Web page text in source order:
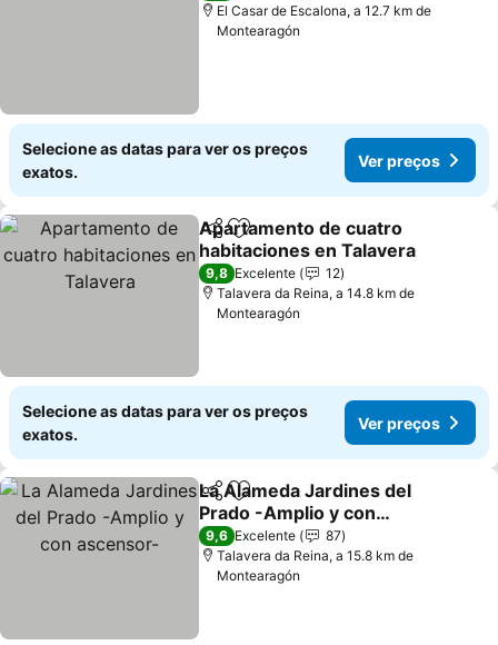
El Casar de Escalona, a 12.7 km de
Montearagón
Selecione as datas para ver os preços
exatos.
Ver preços
PartilharAdicionar aos favoritos
Apartamento de cuatro
habitaciones en Talavera
Ver preços
9,8 Excelente
12
Talavera da Reina, a 14.8 km de
Montearagón
Selecione as datas para ver os preços
exatos.
Ver preços
PartilharAdicionar aos favoritos
La Alameda Jardines del
Prado -Amplio y con
ascensor-
Ver preços
9,6 Excelente
87
Talavera da Reina, a 15.8 km de
Montearagón